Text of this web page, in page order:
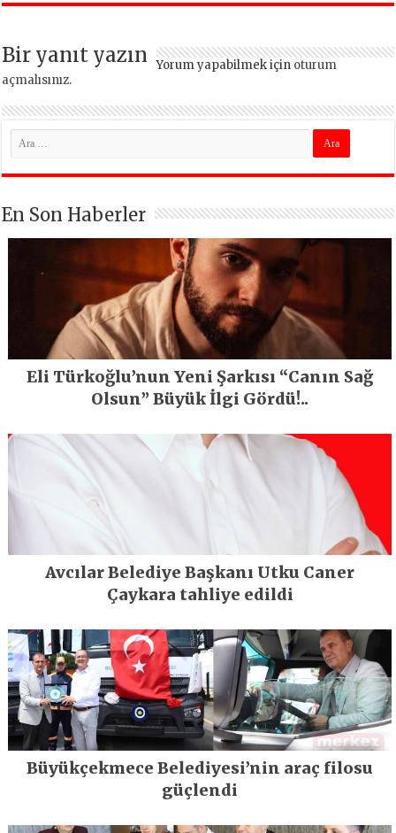
İstanbul’un tek
Bir yanıt yazın Yorum yapabilmek için oturum
açmalısınız.
En Son Haberler
Eli Türkoğlu’nun Yeni Şarkısı “Canın Sağ
Olsun” Büyük İlgi Gördü!..
Avcılar Belediye Başkanı Utku Caner
Çaykara tahliye edildi
Büyükçekmece Belediyesi’nin araç filosu
güçlendi